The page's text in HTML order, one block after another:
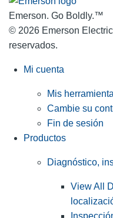
Emerson. Go Boldly.™
© 2026 Emerson
reservados.
Mi cuenta
Mis
Cambie su
Fin de sesión
Productos
Diagnóstico,
View All